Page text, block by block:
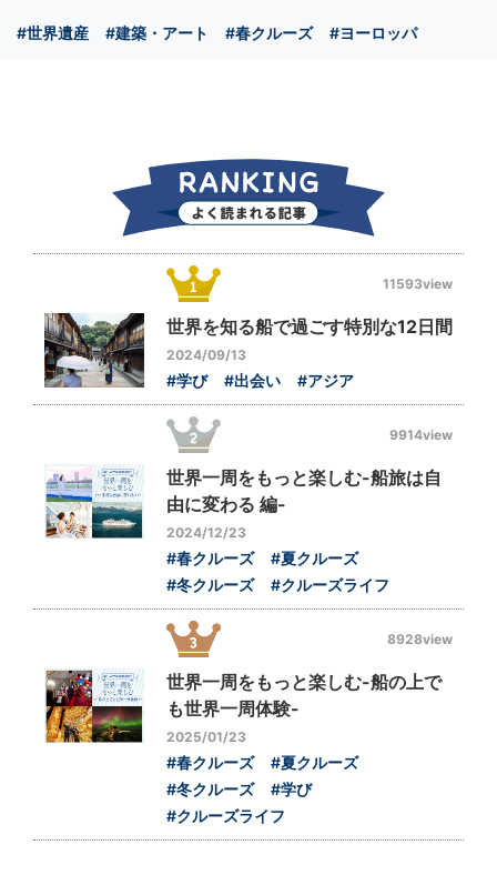
#世界遺産 #建築・アート #春クルーズ #ヨーロッパ
11593view
世界を知る船で過ごす特別な12日間
2024/09/13
#学び #出会い #アジア
9914view
世界一周をもっと楽しむ-船旅は自
由に変わる 編-
2024/12/23
#春クルーズ
#夏クルーズ
#冬クルーズ
#クルーズライフ
8928view
世界一周をもっと楽しむ-船の上で
も世界一周体験-
2025/01/23
#春クルーズ
#夏クルーズ
#冬クルーズ
#学び
#クルーズライフ